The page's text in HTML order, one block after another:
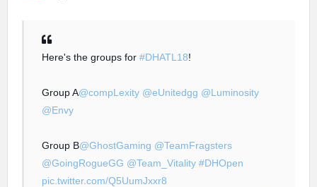
Here's the groups for #DHATL18!
Group A@compLexity @eUnitedgg @Luminosity
@Envy
Group B@GhostGaming @TeamFragsters
@GoingRogueGG @Team_Vitality #DHOpen
pic.twitter.com/Q5UumJxxr8